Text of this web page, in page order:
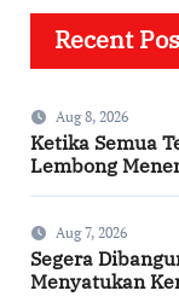
Recent
Aug 8, 2026
Ketika Semua
Lembong
Aug 7, 2026
Segera
Menyatukan